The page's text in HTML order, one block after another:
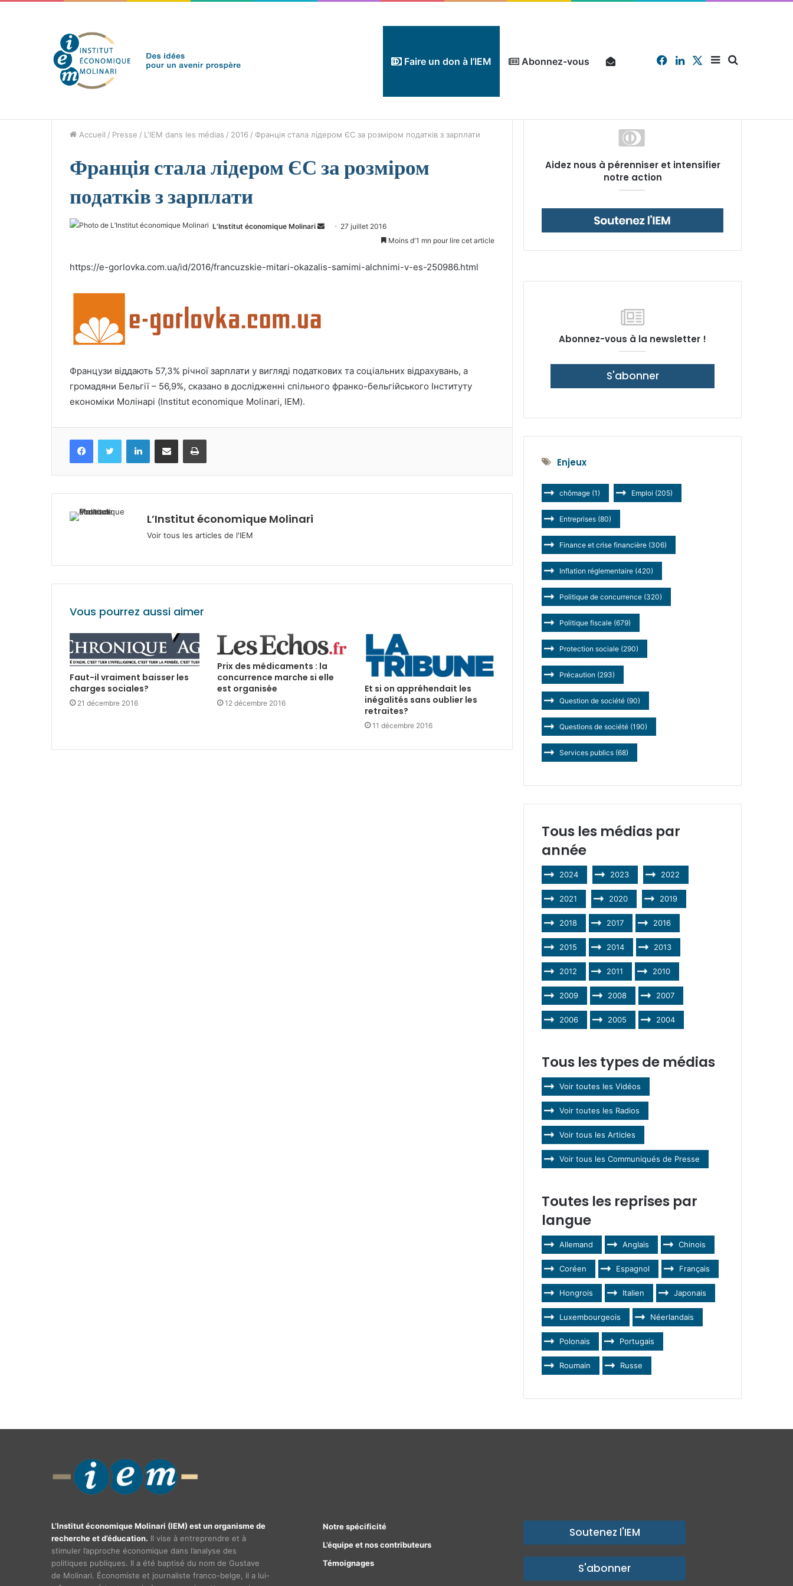
Faire un don à l’IEM Abonnez-vous Sidebar
X
Linkedin
Facebook
Accueil / Presse / L'IEM dans les médias / 2016 / Франція стала лідером ЄС за розміром податків з зарплати
Франція стала лідером ЄС за розміром
податків з зарплати
L’Institut économique Molinari
Envoyer27 juillet 2016
Moins d'1 mn pour lire cet article
https://e-gorlovka.com.ua/id/2016/francuzskie-mitari-okazalis-samimi-alchnimi-v-es-250986.html
Французи віддають 57,3% річної зарплати у вигляді податкових та соціальних відрахувань, а
громадяни Бельгії – 56,9%, сказано в дослідженні спільного франко-бельгійського Інституту
економіки Молінарі (Institut economique Molinari, IEM).
FacebookTwitter LinkedinPartagez par mail Imprimez
L’Institut économique Molinari
Voir tous les articles de l'IEM
Vous pourrez aussi aimer
Faut-il vraiment baisser les
charges sociales?
21 décembre 2016
Prix des médicaments : la
concurrence marche si elle
est organisée
12 décembre 2016
Et si on appréhendait les
inégalités sans oublier les
retraites?
11 décembre 2016
Aidez nous à pérenniser et intensifier
notre action
Abonnez-vous à la newsletter !
S'abonner
Enjeux
chômage (1) Emploi (205)
Entreprises (80)
Finance et crise financière (306)
Inflation réglementaire (420)
Politique de concurrence (320)
Politique fiscale (679)
Protection sociale (290)
Précaution (293)
Question de société (90)
Questions de société (190)
Services publics (68)
Tous les médias par
année
2024 2023 2022
2021 2020 2019
2018 2017 2016
2015 2014 2013
2012 2011 2010
2009 2008 2007
2006 2005 2004
Tous les types de médias
Voir toutes les Vidéos
Voir toutes les Radios
Voir tous les Articles
Voir tous les Communiqués de Presse
Toutes les reprises par
langue
Allemand Anglais Chinois
Coréen Espagnol Français
Hongrois Italien Japonais
Luxembourgeois Néerlandais
Polonais Portugais
Roumain Russe
L’Institut économique Molinari (IEM) est un organisme de
recherche et d’éducation. Il vise à entreprendre et à
stimuler l’approche économique dans l’analyse des
politiques publiques. Il a été baptisé du nom de Gustave
de Molinari. Économiste et journaliste franco-belge, il a lui-
Notre spécificité
L’équipe et nos contributeurs
Témoignages
Soutenez l'IEM
S'abonner